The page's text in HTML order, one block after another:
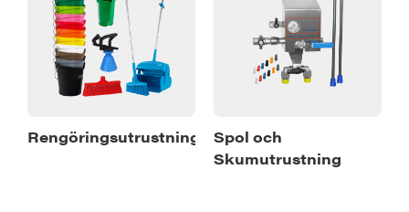
Rengöringsutrustning
Spol och
Skumutrustning